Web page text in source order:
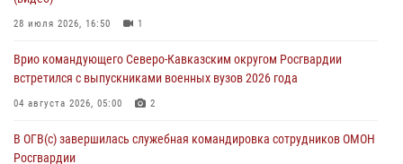
Росгвардейцы приняли участие в акции «Волна памяти»,
посвящённой 83‑й годовщине освобождения Белгорода от
05 августа 2026, 12:13 1
28 июля 2026, 16:50 1
Врио командующего Северо-Кавказским округом Росгвардии
встретился с выпускниками военных вузов 2026 года
04 августа 2026, 05:00 2
В ОГВ(с) завершилась служебная командировка сотрудников ОМОН
Росгвардии